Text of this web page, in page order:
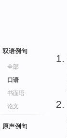
双语例句
全部
口语
书面语
论文
原声例句